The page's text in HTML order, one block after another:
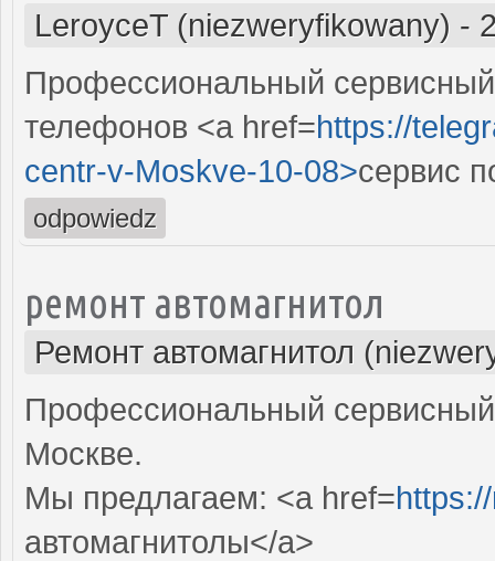
LeroyceT (niezweryfikowany) -
Профессиональный
телефонов <a href=https://
centr-v-Moskve-10-08>сервис
odpowiedz
ремонт автомагнитол
Ремонт автомагнитол
Профессиональный
Москве.
Мы предлагаем: <a href=
автомагнитолы</a>